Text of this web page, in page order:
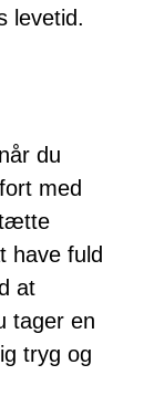
levetid.
du
med
tætte
have fuld
at
tager en
tryg og